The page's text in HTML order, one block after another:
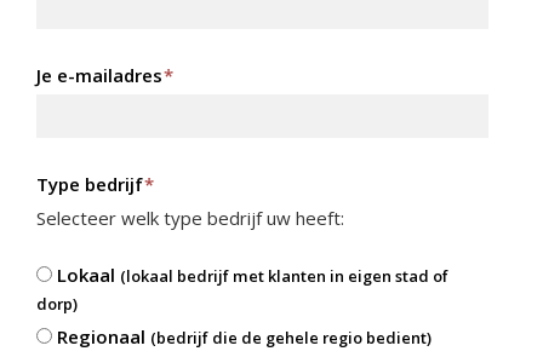
Je e-mailadres*
Type bedrijf*
Selecteer welk type bedrijf uw heeft:
Lokaal (lokaal bedrijf met klanten in eigen stad of
dorp)
Regionaal (bedrijf die de gehele regio bedient)